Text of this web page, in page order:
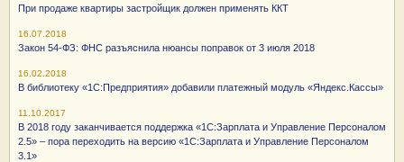
При продаже квартиры застройщик должен применять ККТ
16.07.2018
Закон 54-ФЗ: ФНС разъяснила нюансы поправок от 3 июля 2018
16.02.2018
В библиотеку «1С:Предприятия» добавили платежный модуль «Яндекс.Кассы»
11.10.2017
В 2018 году заканчивается поддержка «1С:Зарплата и Управление Персоналом
2.5» – пора переходить на версию «1С:Зарплата и Управление Персоналом
3.1»